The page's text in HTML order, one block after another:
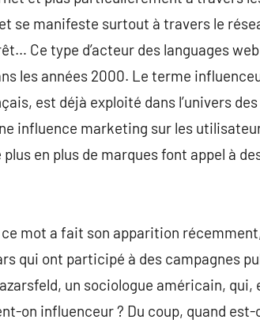
se manifeste surtout à travers le
Ce type d’acteur des languages
les années 2000. Le terme
est déjà exploité dans l’univers
influence marketing sur les
en plus de marques font appel à
mot a fait son apparition
qui ont participé à des campagnes
un sociologue américain, qui,
on influenceur ? Du coup, quand